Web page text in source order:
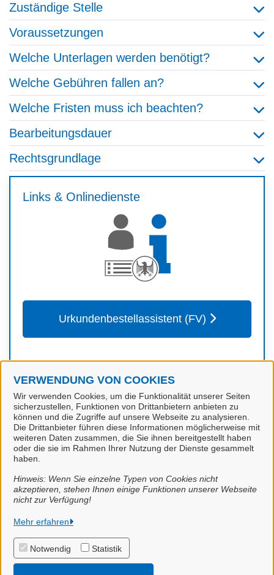
VERWENDUNG VON COOKIES
Wir verwenden Cookies, um die Funktionalität unserer Seiten
sicherzustellen, Funktionen von Drittanbietern anbieten zu
können und die Zugriffe auf unsere Webseite zu analysieren.
Die Drittanbieter führen diese Informationen möglicherweise mit
weiteren Daten zusammen, die Sie ihnen bereitgestellt haben
oder die sie im Rahmen Ihrer Nutzung der Dienste gesammelt
haben.
Hinweis: Wenn Sie einzelne Typen von Cookies nicht
akzeptieren, stehen Ihnen einige Funktionen unserer Webseite
nicht zur Verfügung!
Mehr erfahren
Notwendig Statistik
Zuständige Stelle
Voraussetzungen
Welche Unterlagen werden benötigt?
Welche Gebühren fallen an?
Welche Fristen muss ich beachten?
Bearbeitungsdauer
Rechtsgrundlage
Links & Onlinedienste
Urkundenbestellassistent (FV)
Kontakt
Personenstandswesen
Stadt Papenburg
Alle Rechte vorbehalten